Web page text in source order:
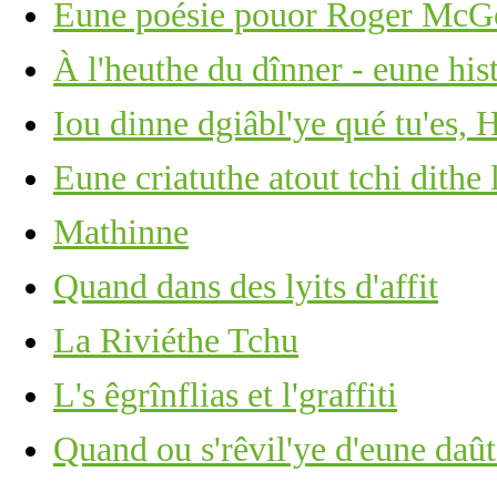
Eune poésie pouor Roger
À l'heuthe du dînner - eune
Iou dinne dgiâbl'ye qué tu'es,
Eune criatuthe atout tchi dithe
Mathinne
Quand dans des lyits d'affit
La Riviéthe Tchu
L's êgrînflias et l'graffiti
Quand ou s'rêvil'ye d'eune